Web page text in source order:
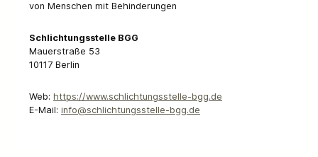
von Menschen mit Behinderungen
Schlichtungsstelle BGG
Mauerstraße 53
10117 Berlin
Web: https://www.schlichtungsstelle-bgg.de
E-Mail: info@schlichtungsstelle-bgg.de